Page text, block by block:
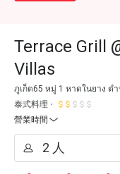
Terrace Grill
Villas
ภูเก็ต65 หมู่ 1 หาดในยาง ต
泰式料理
營業時間